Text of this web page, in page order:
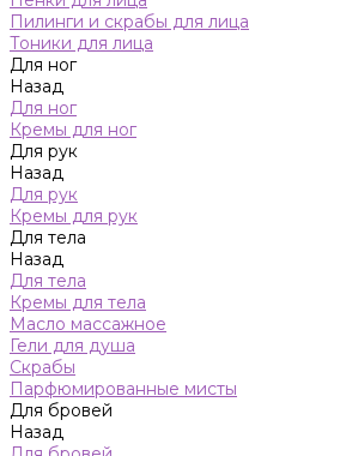
Пилинги и скрабы для лица
Тоники для лица
Для ног
Назад
Для ног
Кремы для ног
Для рук
Назад
Для рук
Кремы для рук
Для тела
Назад
Для тела
Кремы для тела
Масло массажное
Гели для душа
Скрабы
Парфюмированные мисты
Для бровей
Назад